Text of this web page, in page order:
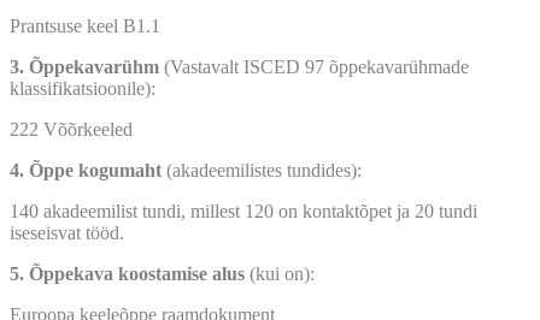
Prantsuse keel B1.1
3. Õppekavarühm (Vastavalt ISCED 97 õppekavarühmade
klassifikatsioonile):
222 Võõrkeeled
4. Õppe kogumaht (akadeemilistes tundides):
140 akadeemilist tundi, millest 120 on kontaktõpet ja 20 tundi
iseseisvat tööd.
5. Õppekava koostamise alus (kui on):
Euroopa keeleõppe raamdokument